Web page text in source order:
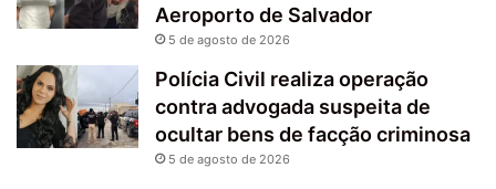
Aeroporto de Salvador
5 de agosto de 2026
Polícia Civil realiza operação
contra advogada suspeita de
ocultar bens de facção criminosa
5 de agosto de 2026